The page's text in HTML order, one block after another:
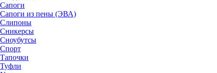
Сапоги
Сапоги из пены (ЭВА)
Слипоны
Сникерсы
Сноубутсы
Спорт
Тапочки
Туфли